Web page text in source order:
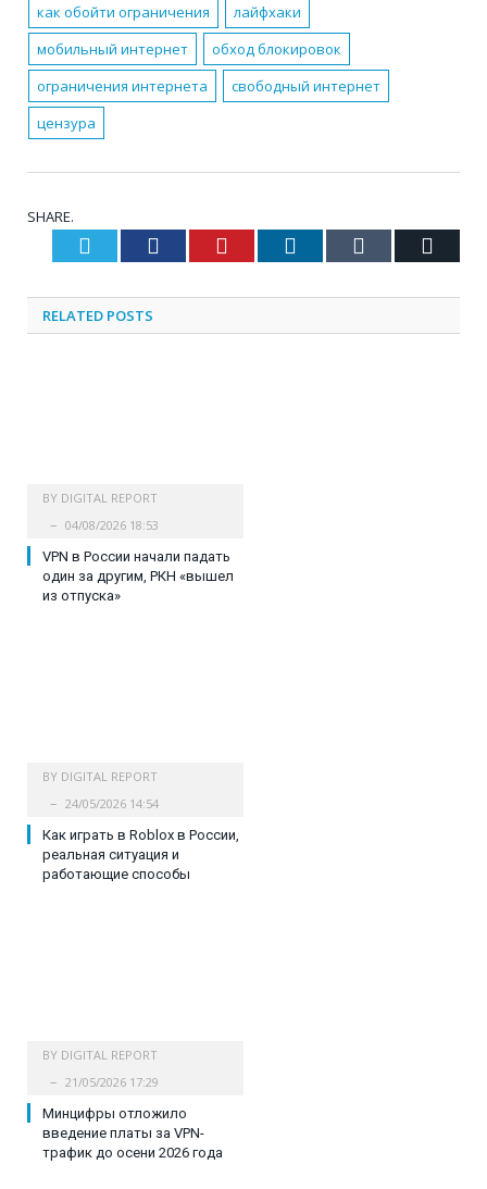
как обойти ограничения
лайфхаки
мобильный интернет
обход блокировок
ограничения интернета
свободный интернет
цензура
SHARE.
Twitter Facebook Pinterest LinkedIn Tumblr
RELATED POSTS
BY DIGITAL REPORT
04/08/2026 18:53
VPN в России начали падать
один за другим, РКН «вышел
из отпуска»
BY DIGITAL REPORT
24/05/2026 14:54
Как играть в Roblox в России,
реальная ситуация и
работающие способы
BY DIGITAL REPORT
21/05/2026 17:29
Минцифры отложило
введение платы за VPN-
трафик до осени 2026 года